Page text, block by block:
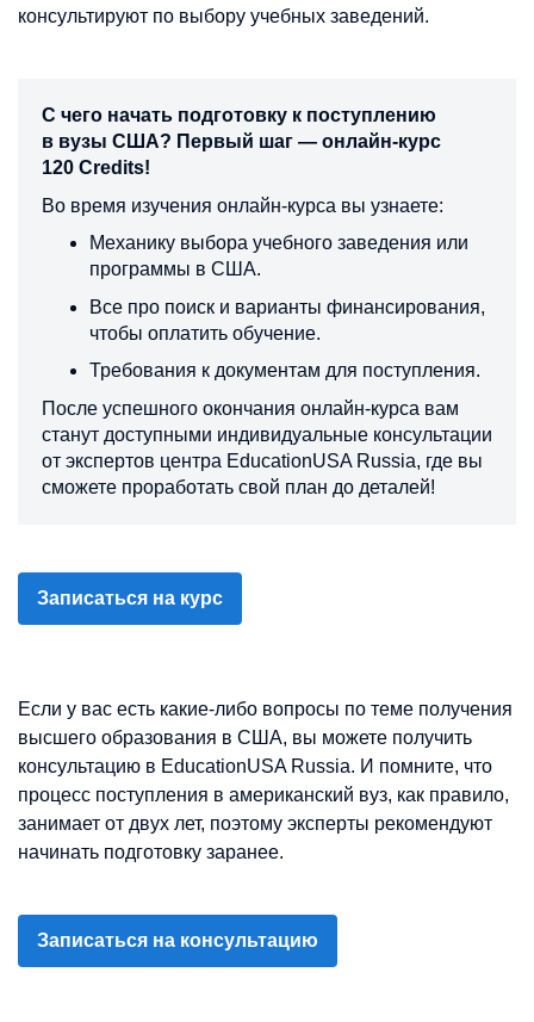
консультируют по выбору учебных заведений.
С чего начать подготовку к поступлению
в вузы США? Первый шаг — онлайн-курс
120 Credits!
Во время изучения онлайн-курса вы узнаете:
Механику выбора учебного заведения или
программы в США.
Все про поиск и варианты финансирования,
чтобы оплатить обучение.
Требования к документам для поступления.
После успешного окончания онлайн-курса вам
станут доступными индивидуальные консультации
от экспертов центра EducationUSA Russia, где вы
сможете проработать свой план до деталей!
Записаться на курс
Если у вас есть какие-либо вопросы по теме получения
высшего образования в США, вы можете получить
консультацию в EducationUSA Russia. И помните, что
процесс поступления в американский вуз, как правило,
занимает от двух лет, поэтому эксперты рекомендуют
начинать подготовку заранее.
Записаться на консультацию